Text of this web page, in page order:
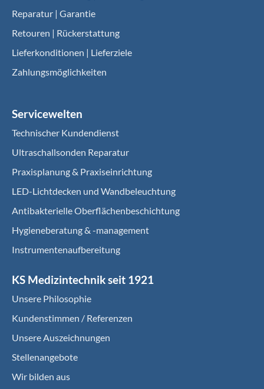
Reparatur | Garantie
Retouren | Rückerstattung
Lieferkonditionen | Lieferziele
Zahlungsmöglichkeiten
Servicewelten
Technischer Kundendienst
Ultraschallsonden Reparatur
Praxisplanung & Praxiseinrichtung
LED-Lichtdecken und Wandbeleuchtung
Antibakterielle Oberflächenbeschichtung
Hygieneberatung & -management
Instrumentenaufbereitung
KS Medizintechnik seit 1921
Unsere Philosophie
Kundenstimmen / Referenzen
Unsere Auszeichnungen
Stellenangebote
Wir bilden aus